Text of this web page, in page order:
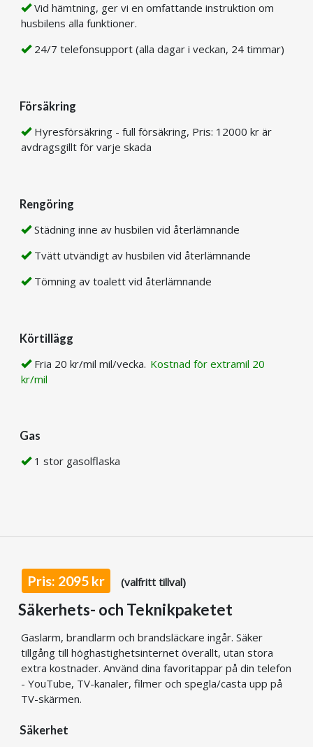
Vid hämtning, ger vi en omfattande instruktion om
husbilens alla funktioner.
24/7 telefonsupport (alla dagar i veckan, 24 timmar)
Försäkring
Hyresförsäkring - full försäkring, Pris: 12000 kr är
avdragsgillt för varje skada
Rengöring
Städning inne av husbilen vid återlämnande
Tvätt utvändigt av husbilen vid återlämnande
Tömning av toalett vid återlämnande
Körtillägg
Fria 20 kr/mil mil/vecka. Kostnad för extramil 20
kr/mil
Gas
1 stor gasolflaska
Pris: 2095 kr (valfritt tillval)
Säkerhets- och Teknikpaketet
Gaslarm, brandlarm och brandsläckare ingår. Säker
tillgång till höghastighetsinternet överallt, utan stora
extra kostnader. Använd dina favoritappar på din telefon
- YouTube, TV-kanaler, filmer och spegla/casta upp på
TV-skärmen.
Säkerhet